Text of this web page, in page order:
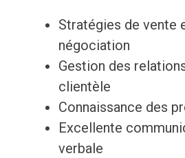
Stratégies de vente
négociation
Gestion des
clientèle
Connaissance des
Excellente
verbale